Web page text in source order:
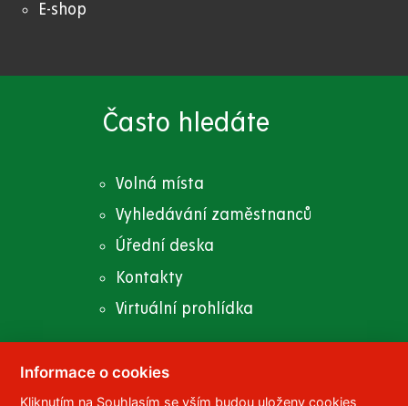
E-shop
Často hledáte
Volná místa
Vyhledávání zaměstnanců
Úřední deska
Kontakty
Virtuální prohlídka
Informace o cookies
Kliknutím na Souhlasím se vším budou uloženy cookies